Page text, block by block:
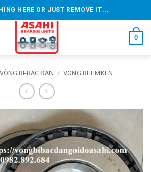
HERE OR JUST REMOVE IT...
0
VÒNG BI-BẠC ĐẠN / VÒNG BI TIMKEN